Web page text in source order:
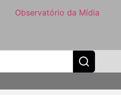
Observatório da Mídia